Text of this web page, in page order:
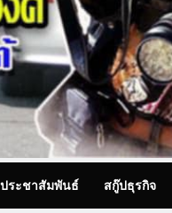
ประชาสัมพันธ์ สกู๊ปธุรกิจ